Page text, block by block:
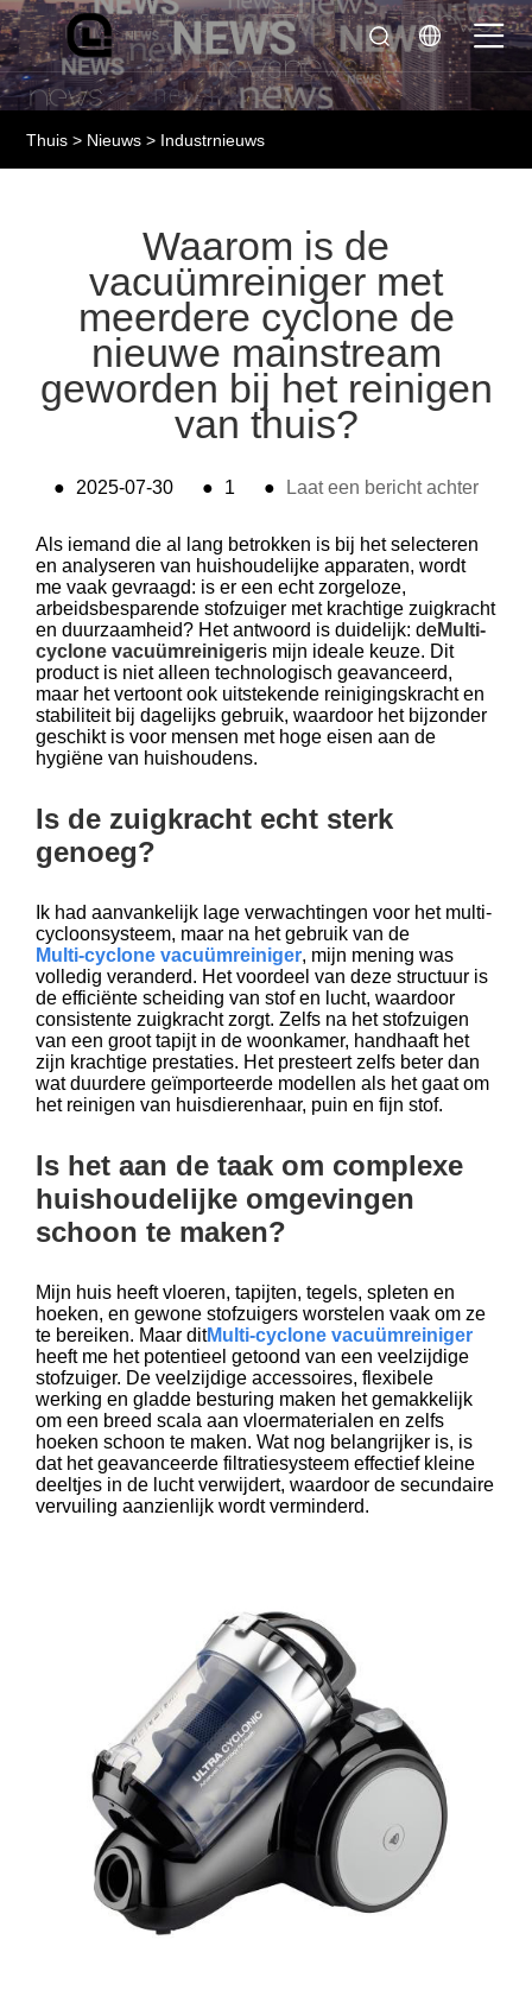
Thuis > Nieuws > Industrnieuws
Waarom is de
vacuümreiniger met
meerdere cyclone de
nieuwe mainstream
geworden bij het reinigen
van thuis?
● 2025-07-30 ● 1 ● Laat een bericht achter
Als iemand die al lang betrokken is bij het selecteren
en analyseren van huishoudelijke apparaten, wordt
me vaak gevraagd: is er een echt zorgeloze,
arbeidsbesparende stofzuiger met krachtige zuigkracht
en duurzaamheid? Het antwoord is duidelijk: deMulti-
cyclone vacuümreinigeris mijn ideale keuze. Dit
product is niet alleen technologisch geavanceerd,
maar het vertoont ook uitstekende reinigingskracht en
stabiliteit bij dagelijks gebruik, waardoor het bijzonder
geschikt is voor mensen met hoge eisen aan de
hygiëne van huishoudens.
Is de zuigkracht echt sterk
genoeg?
Ik had aanvankelijk lage verwachtingen voor het multi-
cycloonsysteem, maar na het gebruik van de
Multi-cyclone vacuümreiniger, mijn mening was
volledig veranderd. Het voordeel van deze structuur is
de efficiënte scheiding van stof en lucht, waardoor
consistente zuigkracht zorgt. Zelfs na het stofzuigen
van een groot tapijt in de woonkamer, handhaaft het
zijn krachtige prestaties. Het presteert zelfs beter dan
wat duurdere geïmporteerde modellen als het gaat om
het reinigen van huisdierenhaar, puin en fijn stof.
Is het aan de taak om complexe
huishoudelijke omgevingen
schoon te maken?
Mijn huis heeft vloeren, tapijten, tegels, spleten en
hoeken, en gewone stofzuigers worstelen vaak om ze
te bereiken. Maar ditMulti-cyclone vacuümreiniger
heeft me het potentieel getoond van een veelzijdige
stofzuiger. De veelzijdige accessoires, flexibele
werking en gladde besturing maken het gemakkelijk
om een breed scala aan vloermaterialen en zelfs
hoeken schoon te maken. Wat nog belangrijker is, is
dat het geavanceerde filtratiesysteem effectief kleine
deeltjes in de lucht verwijdert, waardoor de secundaire
vervuiling aanzienlijk wordt verminderd.